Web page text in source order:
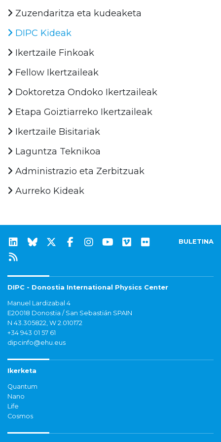
Zuzendaritza eta kudeaketa
DIPC Kideak
Ikertzaile Finkoak
Fellow Ikertzaileak
Doktoretza Ondoko Ikertzaileak
Etapa Goiztiarreko Ikertzaileak
Ikertzaile Bisitariak
Laguntza Teknikoa
Administrazio eta Zerbitzuak
Aurreko Kideak
BULETINA
DIPC - Donostia International Physics Center
Manuel Lardizabal 4
E20018 Donostia / San Sebastián SPAIN
N 43.305822, W 2.010172
+34 943 01 57 61
dipcinfo@ehu.eus
Ikerketa
Quantum
Nano
Life
Cosmos